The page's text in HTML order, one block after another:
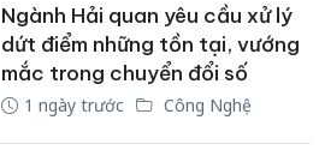
Ngành Hải quan yêu cầu xử lý
dứt điểm những tồn tại, vướng
mắc trong chuyển đổi số
1 ngày trước Công Nghệ